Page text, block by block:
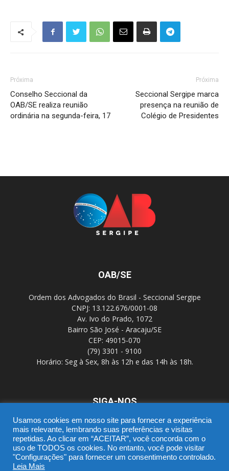
Próxima
Conselho Seccional da
OAB/SE realiza reunião
ordinária na segunda-feira, 17
Próxima
Seccional Sergipe marca
presença na reunião de
Colégio de Presidentes
OAB/SE
Ordem dos Advogados do Brasil - Seccional Sergipe
CNPJ: 13.122.676/0001-08
Av. Ivo do Prado, 1072
Bairro São José - Aracaju/SE
CEP: 49015-070
(79) 3301 - 9100
Horário: Seg à Sex, 8h às 12h e das 14h às 18h.
SIGA-NOS
SGD
Usamos cookies em nosso site para fornecer a experiência
mais relevante, lembrando suas preferências e visitas
repetidas. Ao clicar em “ACEITAR”, você concorda com o
uso de TODOS os cookies. No entanto, você pode visitar
"Configurações" para fornecer um consentimento controlado.
Leia Mais